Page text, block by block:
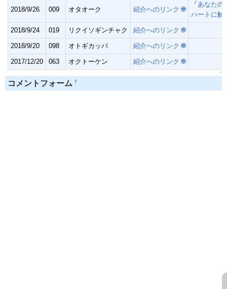
2018/9/26 009 オタオーク 紹介へのリンク 🌐
「 あなたの
ハートに触
2018/9/24 019 リクイソギンチャク 紹介へのリンク 🌐
2018/9/20 098 オトギカッパ 紹介へのリンク 🌐
2017/12/20 063 オクトーケン 紹介へのリンク 🌐
↑
コメントフォーム †